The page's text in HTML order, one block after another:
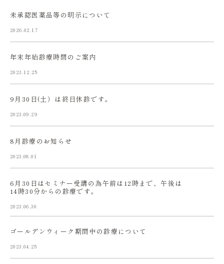
未承認医薬品等の明示について
2026.02.17
年末年始診療時間のご案内
2023.12.25
9月30日(土）は終日休診です。
2023.09.29
8月診療のお知らせ
2023.08.01
6月30日はセミナー受講の為午前は12時まで、午後は
14時30分からの診療です。
2023.06.30
ゴールデンウィーク期間中の診療について
2023.04.25